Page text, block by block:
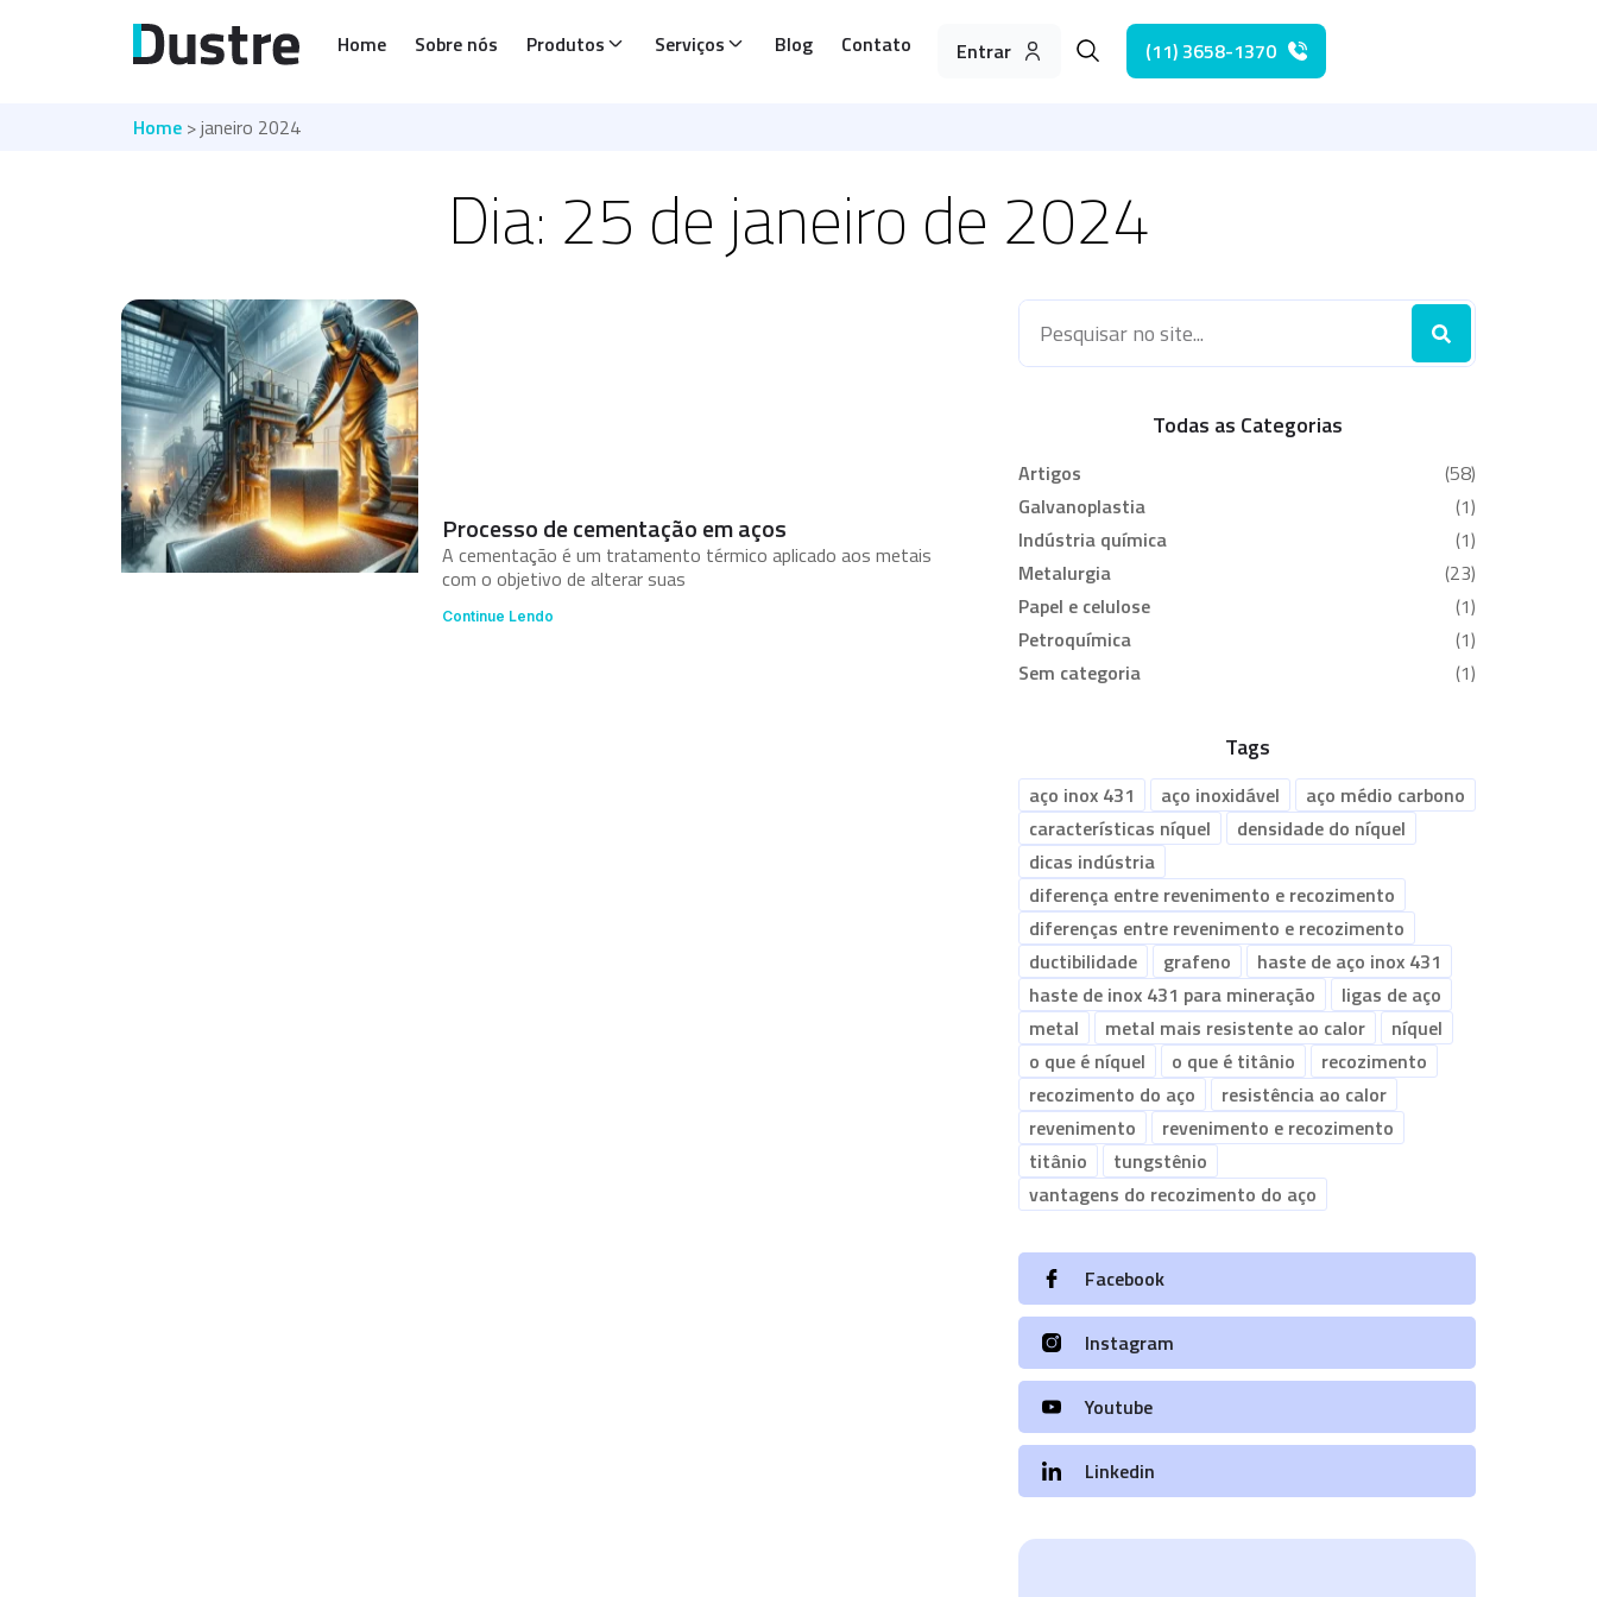
Home Sobre nós Produtos Serviços Blog Contato Entrar (11) 3658-1370
Home > janeiro 2024
Dia: 25 de janeiro de 2024
Processo de cementação em aços
A cementação é um tratamento térmico aplicado aos metais
com o objetivo de alterar suas
Continue Lendo
Todas as Categorias
Artigos
(58)
Galvanoplastia
(1)
Indústria química
(1)
Metalurgia
(23)
Papel e celulose
(1)
Petroquímica
(1)
Sem categoria
(1)
Tags
aço inox 431 aço inoxidável
aço médio carbono
características níquel
densidade do níquel
dicas indústria
diferença entre revenimento e recozimento
diferenças entre revenimento e recozimento
ductibilidade
grafeno
haste de aço inox 431
haste de inox 431 para mineração
ligas de aço
metal
metal mais resistente ao calor
níquel
o que é níquel
o que é titânio
recozimento
recozimento do aço
resistência ao calor
revenimento
revenimento e recozimento
titânio
tungstênio
vantagens do recozimento do aço
Facebook
Instagram
Youtube
Linkedin